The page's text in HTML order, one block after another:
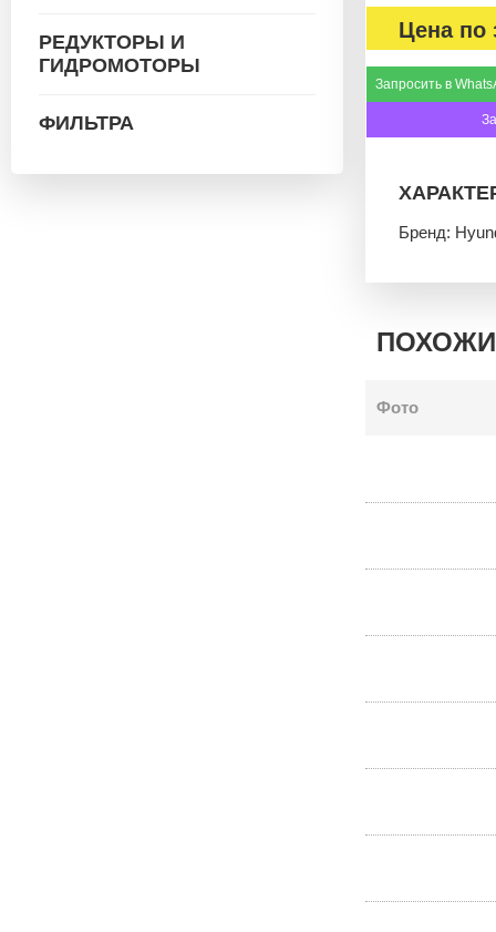
РЕДУКТОРЫ И
ГИДРОМОТОРЫ
ФИЛЬТРА
Цена по
Запросить в
Бренд:
Фото